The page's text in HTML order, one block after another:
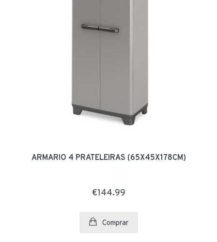
ARMARIO 4 PRATELEIRAS (65X45X178CM)
€144.99
Comprar